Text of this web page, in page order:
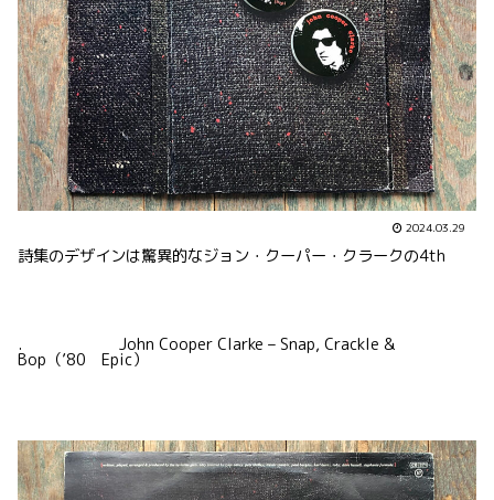
2024.03.29
詩集のデザインは驚異的なジョン・クーパー・クラークの4th
. John Cooper Clarke – Snap, Crackle &
Bop（’80 Epic）